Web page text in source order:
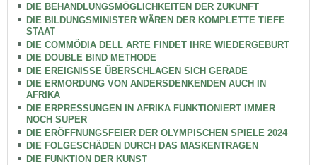
DIE BEHANDLUNGSMÖGLICHKEITEN DER ZUKUNFT
DIE BILDUNGSMINISTER WÄREN DER KOMPLETTE TIEFE
STAAT
DIE COMMÖDIA DELL ARTE FINDET IHRE WIEDERGEBURT
DIE DOUBLE BIND METHODE
DIE EREIGNISSE ÜBERSCHLAGEN SICH GERADE
DIE ERMORDUNG VON ANDERSDENKENDEN AUCH IN
AFRIKA
DIE ERPRESSUNGEN IN AFRIKA FUNKTIONIERT IMMER
NOCH SUPER
DIE ERÖFFNUNGSFEIER DER OLYMPISCHEN SPIELE 2024
DIE FOLGESCHÄDEN DURCH DAS MASKENTRAGEN
DIE FUNKTION DER KUNST